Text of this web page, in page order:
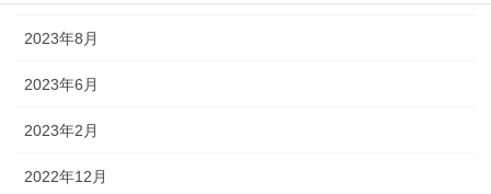
2023年8月
2023年6月
2023年2月
2022年12月